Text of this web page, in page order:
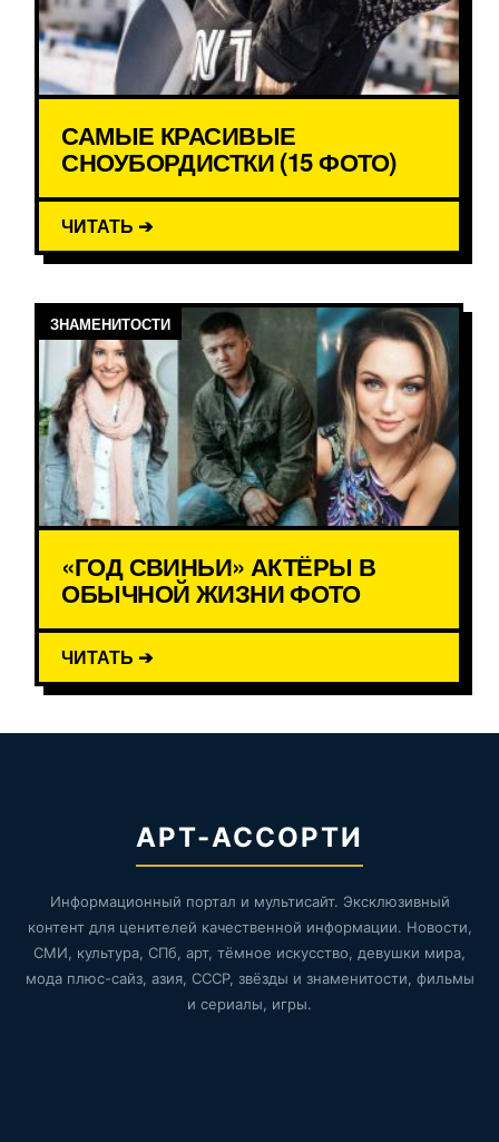
САМЫЕ КРАСИВЫЕ
СНОУБОРДИСТКИ (15 ФОТО)
ЧИТАТЬ ➔
ЗНАМЕНИТОСТИ
«ГОД СВИНЬИ» АКТЁРЫ В
ОБЫЧНОЙ ЖИЗНИ ФОТО
ЧИТАТЬ ➔
АРТ-АССОРТИ
Информационный портал и мультисайт. Эксклюзивный
контент для ценителей качественной информации. Новости,
СМИ, культура, СПб, арт, тёмное искусство, девушки мира,
мода плюс-сайз, азия, СССР, звёзды и знаменитости, фильмы
и сериалы, игры.